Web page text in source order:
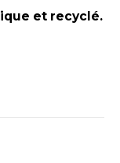
et recyclé.